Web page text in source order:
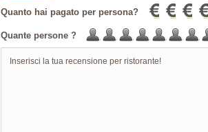
Quanto hai pagato per persona?
Quante persone ?